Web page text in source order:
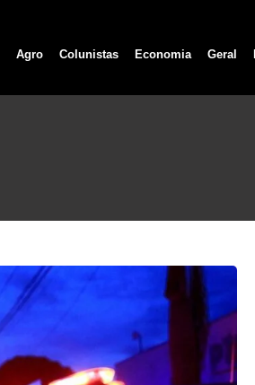
Agro Colunistas Economia Geral